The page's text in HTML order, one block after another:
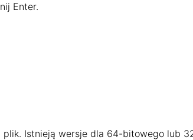
Enter.
Istnieją wersje dla 64-bitowego lub